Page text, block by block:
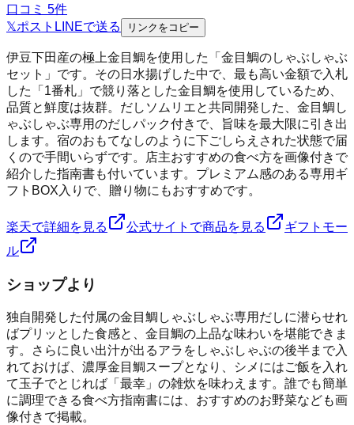
口コミ 5件
𝕏ポスト LINEで送る リンクをコピー
伊豆下田産の極上金目鯛を使用した「金目鯛のしゃぶしゃぶ
セット」です。その日水揚げした中で、最も高い金額で入札
した「1番札」で競り落とした金目鯛を使用しているため、
品質と鮮度は抜群。だしソムリエと共同開発した、金目鯛し
ゃぶしゃぶ専用のだしパック付きで、旨味を最大限に引き出
します。宿のおもてなしのように下ごしらえされた状態で届
くので手間いらずです。店主おすすめの食べ方を画像付きで
紹介した指南書も付いています。プレミアム感のある専用ギ
フトBOX入りで、贈り物にもおすすめです。
楽天で詳細を見る 公式サイトで商品を見る
ギフトモー
ル
ショップより
独自開発した付属の金目鯛しゃぶしゃぶ専用だしに潜らせれ
ばプリッとした食感と、金目鯛の上品な味わいを堪能できま
す。さらに良い出汁が出るアラをしゃぶしゃぶの後半まで入
れておけば、濃厚金目鯛スープとなり、シメにはご飯を入れ
て玉子でとじれば「最幸」の雑炊を味わえます。誰でも簡単
に調理できる食べ方指南書には、おすすめのお野菜なども画
像付きで掲載。